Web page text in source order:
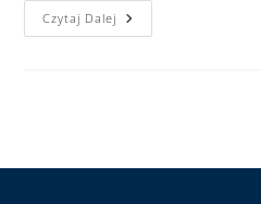
Czytaj Dalej